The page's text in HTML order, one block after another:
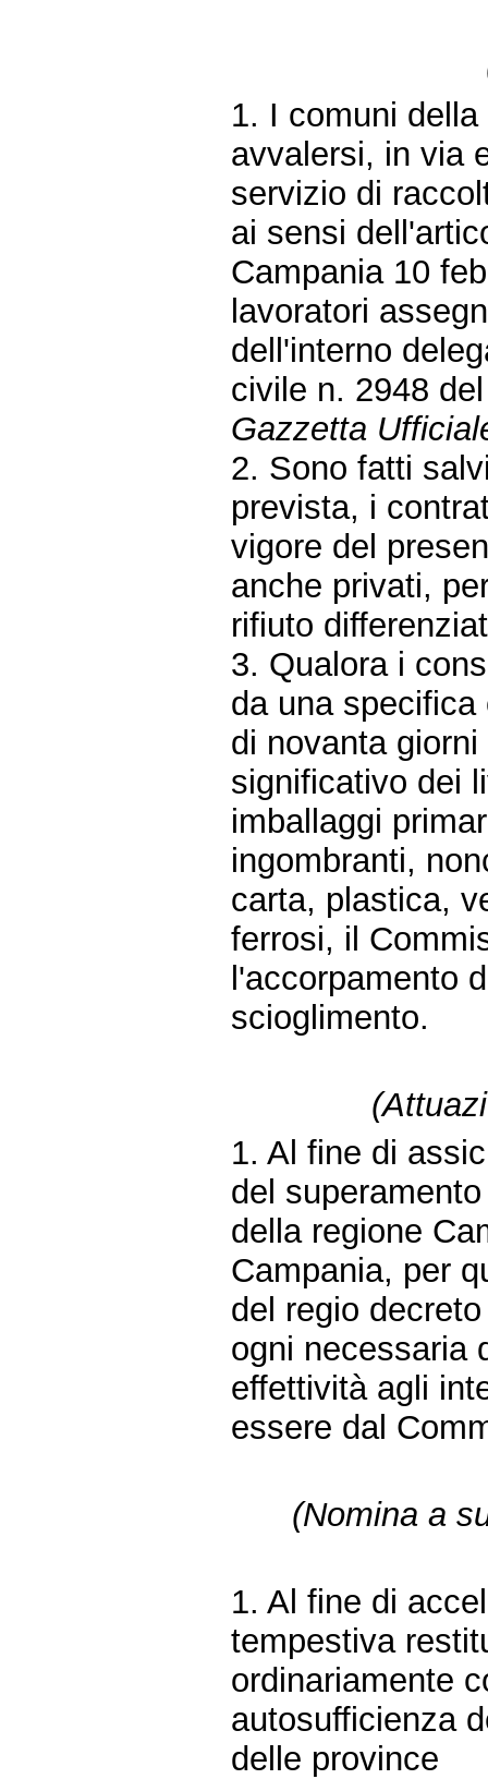
1. I comuni
avvalersi, in via
servizio di
ai sensi
Campania 10
lavoratori
dell'interno
civile n. 2948
Gazzetta
2. Sono fatti
prevista, i
vigore del
anche privati,
rifiuto
3. Qualora i
da una
di novanta
significativo dei
imballaggi
ingombranti,
carta, plastica,
ferrosi, il
l'accorpamento
scioglimento.
1. Al fine di
del
della regione
Campania, per
del regio
ogni necessaria
effettività agli
essere dal
(Nomina a
1. Al fine di
tempestiva
ordinariamente
autosufficienza
delle province